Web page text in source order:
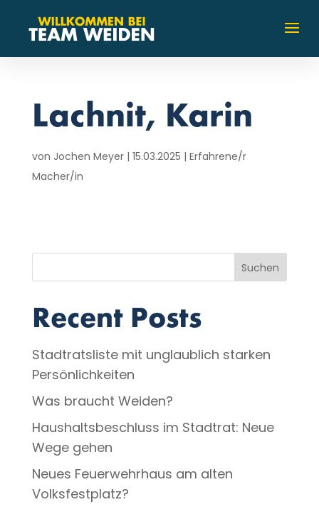
Lachnit, Karin
von Jochen Meyer| 15.03.2025 | Erfahrene/r
Macher/in
Suchen
Recent Posts
Stadtratsliste mit unglaublich starken
Persönlichkeiten
Was braucht Weiden?
Haushaltsbeschluss im Stadtrat: Neue
Wege gehen
Neues Feuerwehrhaus am alten
Volksfestplatz?